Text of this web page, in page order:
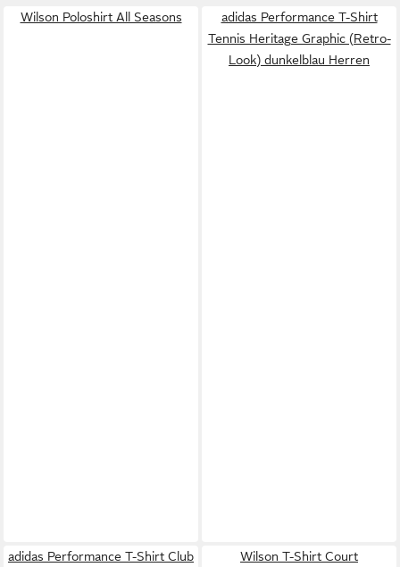
Wilson Poloshirt All Seasons
adidas Performance T-Shirt
Tennis Heritage Graphic (Retro-
Look) dunkelblau Herren
adidas Performance T-Shirt Club
Wilson T-Shirt Court